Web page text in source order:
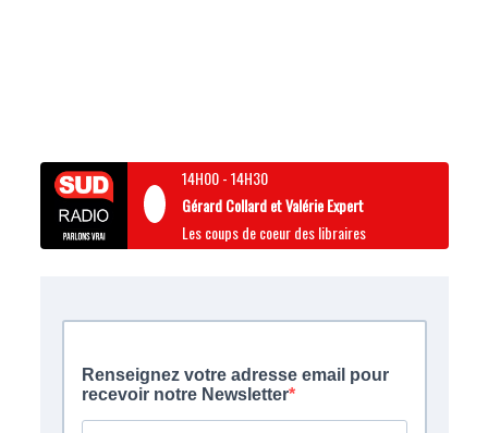
14H00-14H30
Gérard Collard et Valérie Expert
Les coups de coeur des libraires